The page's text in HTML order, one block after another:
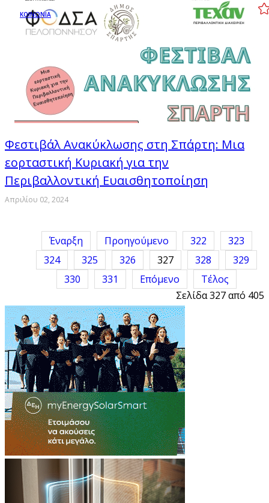
ΚΟΙΝΩΝΙΑ
Φεστιβάλ Ανακύκλωσης στη Σπάρτη: Μια
εορταστική Κυριακή για την
Περιβαλλοντική Ευαισθητοποίηση
Απριλίου 02, 2024
Έναρξη Προηγούμενο 322
323
324
325 326 327 328
329
330
331 Επόμενο
Τέλος
Σελίδα 327 από 405